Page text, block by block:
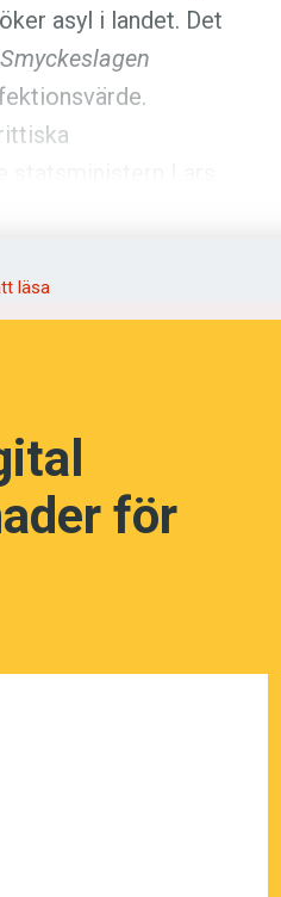
asyl i landet. Det
Smyckeslagen
om de överstiger
hård.”
läsa
för